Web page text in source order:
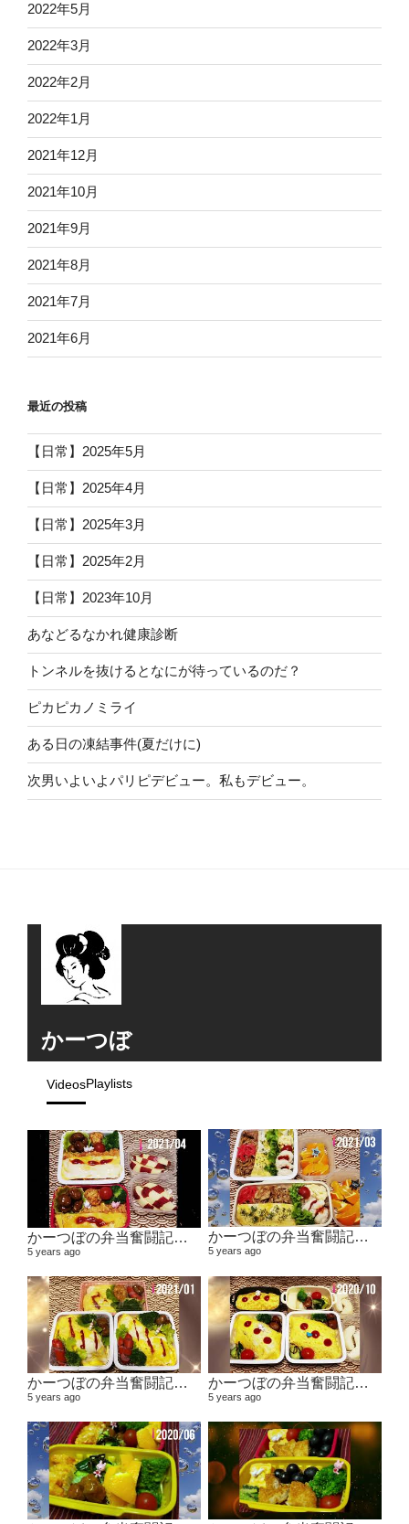
2022年5月
2022年3月
2022年2月
2022年1月
2021年12月
2021年10月
2021年9月
2021年8月
2021年7月
2021年6月
最近の投稿
【日常】2025年5月
【日常】2025年4月
【日常】2025年3月
【日常】2025年2月
【日常】2023年10月
あなどるなかれ健康診断
トンネルを抜けるとなにが待っているのだ？
ピカピカノミライ
ある日の凍結事件(夏だけに)
次男いよいよパリピデビュー。私もデビュー。
かーつぼ
VideosPlaylists
5 years ago 5 years ago
かーつぼの弁当奮闘記その４ 【２０２０年１１月～２０２１年１月】
5 years ago
かーつぼの弁当奮闘記その３ 【２０２０年８・９月～１０月】
5 years ago